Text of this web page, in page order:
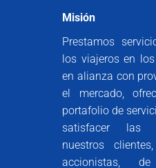
Misión
Prestamos
los viajeros en
en alianza con
el mercado,
portafolio de
satisfacer las
nuestros
accionistas,